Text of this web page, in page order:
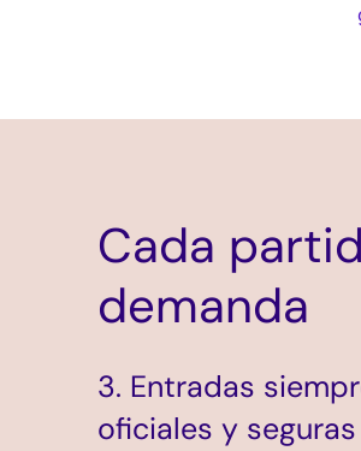
Cada
demanda
3. Entradas
oficiales y seguras